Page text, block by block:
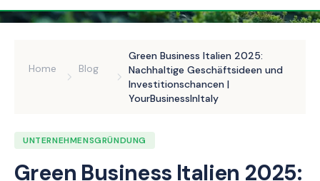
Home Blog
Green Business Italien 2025:
Nachhaltige Geschäftsideen und
Investitionschancen |
YourBusinessInItaly
UNTERNEHMENSGRÜNDUNG
Green Business Italien 2025: